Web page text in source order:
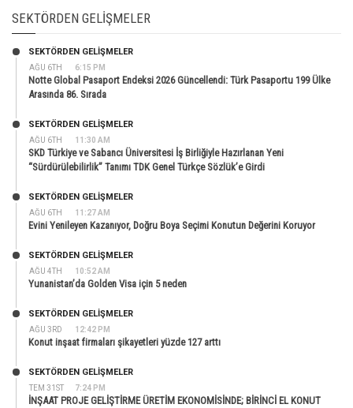
SEKTÖRDEN GELIŞMELER
AĞU 6TH 6:15 PM
SEKTÖRDEN GELIŞMELER
Notte Global Pasaport Endeksi 2026 Güncellendi: Türk Pasaportu 199 Ülke
Arasında 86. Sırada
AĞU 6TH 11:30 AM
SEKTÖRDEN GELIŞMELER
SKD Türkiye ve Sabancı Üniversitesi İş Birliğiyle Hazırlanan Yeni
“Sürdürülebilirlik” Tanımı TDK Genel Türkçe Sözlük’e Girdi
AĞU 6TH 11:27 AM
SEKTÖRDEN GELIŞMELER
Evini Yenileyen Kazanıyor, Doğru Boya Seçimi Konutun Değerini Koruyor
AĞU 4TH 10:52 AM
SEKTÖRDEN GELIŞMELER
Yunanistan’da Golden Visa için 5 neden
AĞU 3RD 12:42 PM
SEKTÖRDEN GELIŞMELER
Konut inşaat firmaları şikayetleri yüzde 127 arttı
TEM 31ST 7:24 PM
SEKTÖRDEN GELIŞMELER
İNŞAAT PROJE GELİŞTİRME ÜRETİM EKONOMİSİNDE; BİRİNCİ EL KONUT